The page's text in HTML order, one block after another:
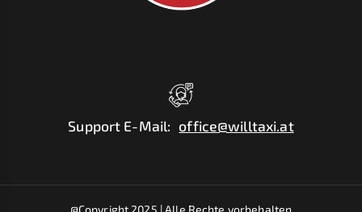
Support E-Mail: office@willtaxi.at